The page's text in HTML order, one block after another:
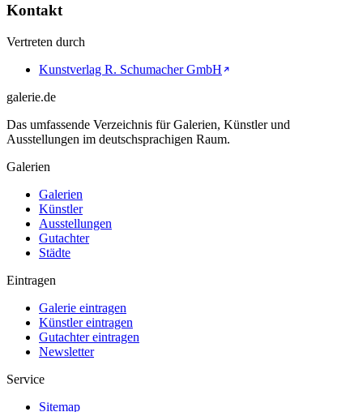
Kontakt
Vertreten durch
Kunstverlag R. Schumacher GmbH
galerie.de
Das umfassende Verzeichnis für Galerien, Künstler und
Ausstellungen im deutschsprachigen Raum.
Galerien
Galerien
Künstler
Ausstellungen
Gutachter
Städte
Eintragen
Galerie eintragen
Künstler eintragen
Gutachter eintragen
Newsletter
Service
Sitemap